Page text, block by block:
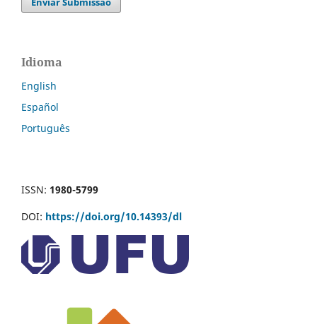
Idioma
English
Español
Português
ISSN: 1980-5799
DOI: https://doi.org/10.14393/dl